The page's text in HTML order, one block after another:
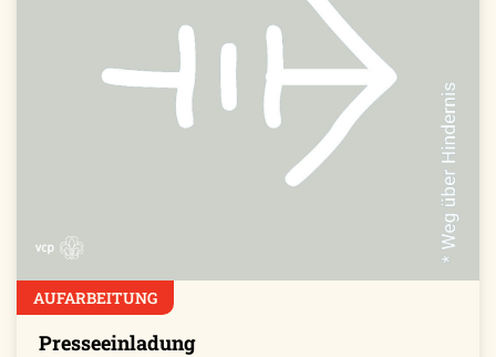
AUFARBEITUNG
Presseeinladung